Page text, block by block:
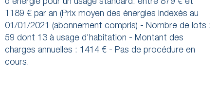
d'énergie pour un usage standard: entre 879 € et
1189 € par an (Prix moyen des énergies indexés au
01/01/2021 (abonnement compris) - Nombre de lots :
59 dont 13 à usage d'habitation - Montant des
charges annuelles : 1414 € - Pas de procédure en
cours.